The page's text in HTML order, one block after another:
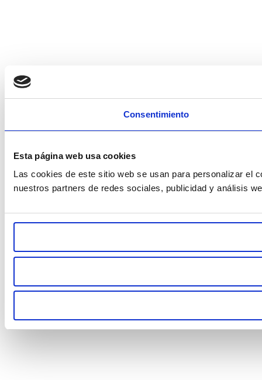
Consentimiento
Esta página web usa cookies
Las cookies de este sitio web se usan para personalizar el
nuestros partners de redes sociales, publicidad y análisis